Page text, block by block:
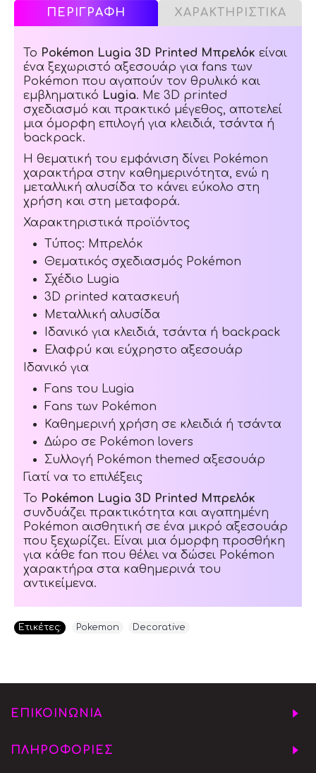
ΠΕΡΙΓΡΑΦΗ ΧΑΡΑΚΤΗΡΙΣΤΙΚΑ
Το Pokémon Lugia 3D Printed Μπρελόκ είναι
ένα ξεχωριστό αξεσουάρ για fans των
Pokémon που αγαπούν τον θρυλικό και
εμβληματικό Lugia. Με 3D printed
σχεδιασμό και πρακτικό μέγεθος, αποτελεί
μια όμορφη επιλογή για κλειδιά, τσάντα ή
backpack.
Η θεματική του εμφάνιση δίνει Pokémon
χαρακτήρα στην καθημερινότητα, ενώ η
μεταλλική αλυσίδα το κάνει εύκολο στη
χρήση και στη μεταφορά.
Χαρακτηριστικά προϊόντος
Τύπος: Μπρελόκ
Θεματικός σχεδιασμός Pokémon
Σχέδιο Lugia
3D printed κατασκευή
Μεταλλική αλυσίδα
Ιδανικό για κλειδιά, τσάντα ή backpack
Ελαφρύ και εύχρηστο αξεσουάρ
Ιδανικό για
Fans του Lugia
Fans των Pokémon
Καθημερινή χρήση σε κλειδιά ή τσάντα
Δώρο σε Pokémon lovers
Συλλογή Pokémon themed αξεσουάρ
Γιατί να το επιλέξεις
Το Pokémon Lugia 3D Printed Μπρελόκ
συνδυάζει πρακτικότητα και αγαπημένη
Pokémon αισθητική σε ένα μικρό αξεσουάρ
που ξεχωρίζει. Είναι μια όμορφη προσθήκη
για κάθε fan που θέλει να δώσει Pokémon
χαρακτήρα στα καθημερινά του
αντικείμενα.
Ετικέτες: Pokemon Decorative
ΕΠΙΚΟΙΝΩΝΙΑ
ΠΛΗΡΟΦΟΡΙΕΣ